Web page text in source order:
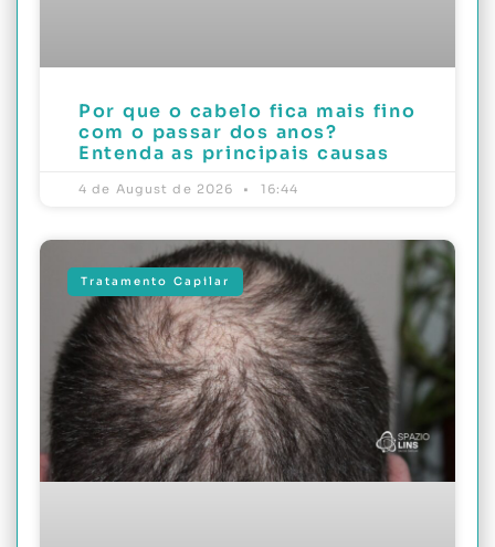
Por que o cabelo fica mais fino
com o passar dos anos?
Entenda as principais causas
4 de August de 2026 16:44
Tratamento Capilar